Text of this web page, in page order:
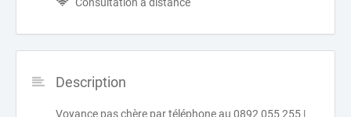
Description
Voyance pas chère par téléphone au 0892 055 255 |